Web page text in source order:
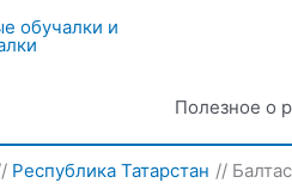
Полезное о
Республика Татарстан